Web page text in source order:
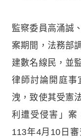
監察委員高涌誠
案期間，法務部
建數名線民，並
律師討論開庭事
洩，致使其受憲
利遭受侵害」案
113年4月10日